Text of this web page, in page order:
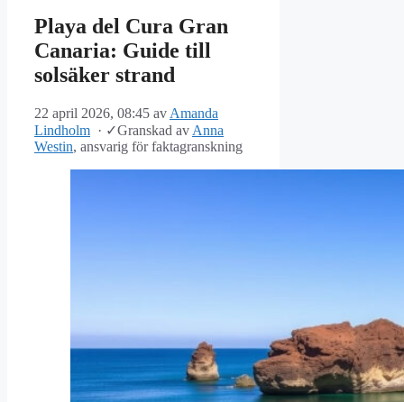
Playa del Cura Gran
Canaria: Guide till
solsäker strand
22 april 2026, 08:45 av Amanda
Lindholm · ✓Granskad av Anna
Westin, ansvarig för faktagranskning